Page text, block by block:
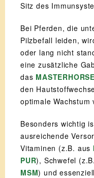
Sitz des
Bei Pferden, die
Pilzbefall leiden,
oder lang nicht
eine zusätzliche
das
den
optimale Wachstum
Besonders wichtig
ausreichende
Vitaminen (z.B. aus
PUR), Schwefel
MSM) und